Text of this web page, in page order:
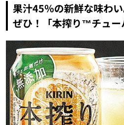
果汁45％の新鮮な味わ
ぜひ！「本搾り™チュー